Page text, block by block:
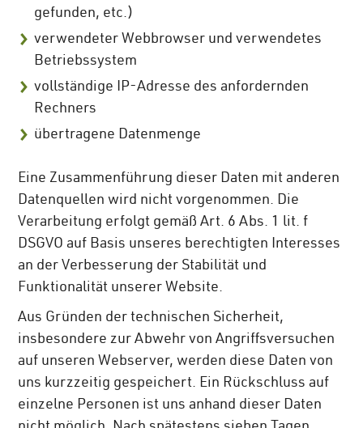
gefunden, etc.)
verwendeter Webbrowser und verwendetes
Betriebssystem
vollständige IP-Adresse des anfordernden
Rechners
übertragene Datenmenge
Eine Zusammenführung dieser Daten mit anderen
Datenquellen wird nicht vorgenommen. Die
Verarbeitung erfolgt gemäß Art. 6 Abs. 1 lit. f
DSGVO auf Basis unseres berechtigten Interesses
an der Verbesserung der Stabilität und
Funktionalität unserer Website.
Aus Gründen der technischen Sicherheit,
insbesondere zur Abwehr von Angriffsversuchen
auf unseren Webserver, werden diese Daten von
uns kurzzeitig gespeichert. Ein Rückschluss auf
einzelne Personen ist uns anhand dieser Daten